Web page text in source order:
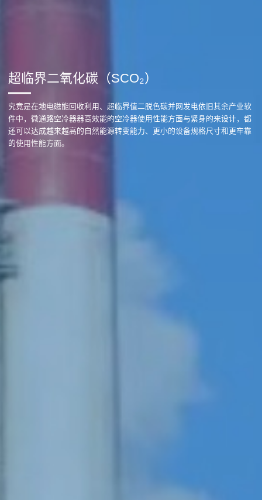
超临界二氧化碳（SCO₂）
究竟是在地电磁能回收利用、超临界值二脱色碳并网发电依旧其余产业软
件中，微通路空冷器器高效能的空冷器使用性能方面与紧身的来设计，都
还可以达成越来越高的自然能源转变能力、更小的设备规格尺寸和更牢靠
的使用性能方面。